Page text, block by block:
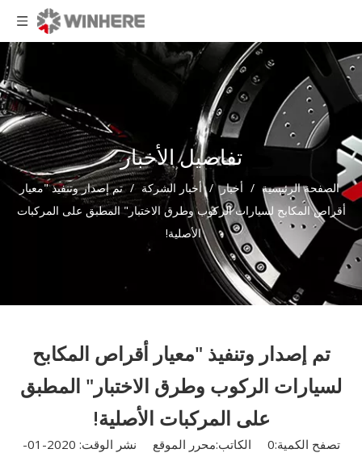
تفاصيل الأخبار
الصفحة الرئيسية / أخبار / أخبار الشركة / تم إصدار وتنفيذ "معيار
أقراص المكابح لسيارات الركوب وطرق الاختبار" المطبق على المركبات
الأصلية!
تم إصدار وتنفيذ "معيار أقراص المكابح
لسيارات الركوب وطرق الاختبار" المطبق
على المركبات الأصلية!
تصفح الكمية:0
الكاتب:محرر الموقع نشر الوقت: 2020-01-